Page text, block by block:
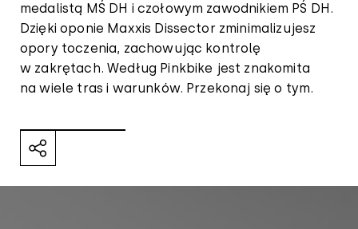
medalistą MŚ DH i czołowym zawodnikiem PŚ DH.
Dzięki oponie Maxxis Dissector zminimalizujesz
opory toczenia, zachowując kontrolę
w zakrętach. Według Pinkbike jest znakomita
na wiele tras i warunków. Przekonaj się o tym.